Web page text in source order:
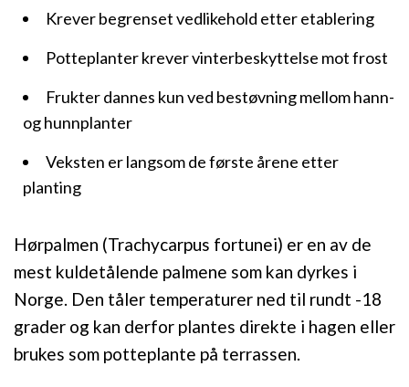
Hørpalmen (Trachycarpus fortunei) er en av de
mest kuldetålende palmene som kan dyrkes i
Norge. Den tåler temperaturer ned til rundt -18
grader og kan derfor plantes direkte i hagen eller
brukes som potteplante på terrassen.
Krever begrenset vedlikehold etter etablering
Potteplanter krever vinterbeskyttelse mot frost
Frukter dannes kun ved bestøvning mellom hann-
og hunnplanter
Veksten er langsom de første årene etter
planting